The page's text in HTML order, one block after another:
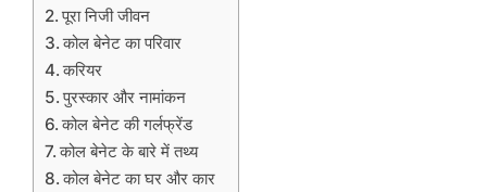
पूरा निजी जीवन
कोल बेनेट का परिवार
करियर
पुरस्कार और नामांकन
कोल बेनेट की गर्लफ्रेंड
कोल बेनेट के बारे में तथ्य
कोल बेनेट का घर और कार